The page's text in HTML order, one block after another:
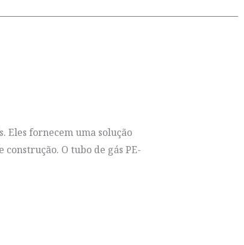
Eles fornecem uma solução
O tubo de gás PE-